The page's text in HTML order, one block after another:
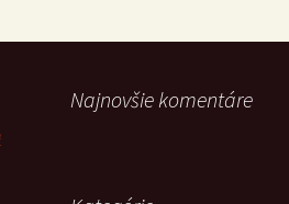
Najnovšie komentáre